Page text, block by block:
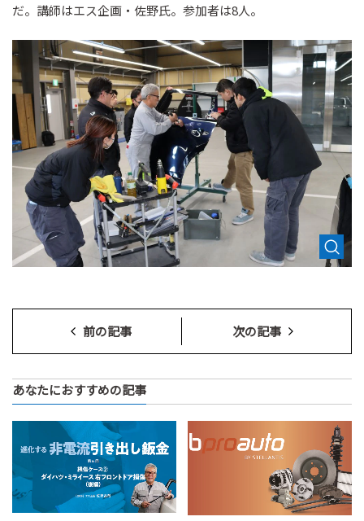
だ。講師はエス企画・佐野氏。参加者は8人。
前の記事 次の記事
あなたにおすすめの記事